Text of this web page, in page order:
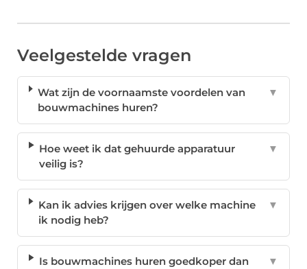
Veelgestelde vragen
Wat zijn de voornaamste voordelen van
bouwmachines huren?
▼
Hoe weet ik dat gehuurde apparatuur
veilig is?
▼
Kan ik advies krijgen over welke machine
ik nodig heb?
▼
Is bouwmachines huren goedkoper dan
▼